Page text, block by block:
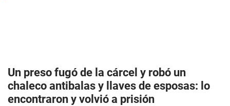
Un preso fugó de la cárcel y robó un
chaleco antibalas y llaves de esposas: lo
encontraron y volvió a prisión